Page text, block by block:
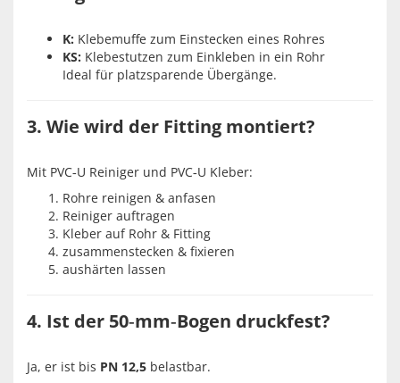
K: Klebemuffe zum Einstecken eines Rohres
KS: Klebestutzen zum Einkleben in ein Rohr
Ideal für platzsparende Übergänge.
3. Wie wird der Fitting montiert?
Mit PVC‑U Reiniger und PVC‑U Kleber:
Rohre reinigen & anfasen
Reiniger auftragen
Kleber auf Rohr & Fitting
zusammenstecken & fixieren
aushärten lassen
4. Ist der 50‑mm‑Bogen druckfest?
Ja, er ist bis PN 12,5 belastbar.